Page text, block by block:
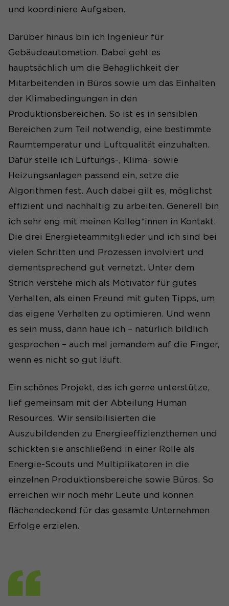
und koordiniere Aufgaben.
Darüber hinaus bin ich Ingenieur für
Gebäudeautomation. Dabei geht es
hauptsächlich um die Behaglichkeit der
Mitarbeitenden in Büros sowie um das Einhalten
der Klimabedingungen in den
Produktionsbereichen. So ist es in sensiblen
Bereichen zum Teil notwendig, eine bestimmte
Raumtemperatur und Luftqualität einzuhalten.
Dafür stelle ich Lüftungs-, Klima- sowie
Heizungsanlagen passend ein, setze die
Algorithmen fest. Auch dabei gilt es, möglichst
effizient und nachhaltig zu arbeiten. Generell bin
ich sehr eng mit meinen Kolleg*innen in Kontakt.
Die drei Energieteammitglieder und ich sind bei
vielen Schritten und Prozessen involviert und
dementsprechend gut vernetzt. Unter dem
Strich verstehe mich als Motivator für gutes
Verhalten, als einen Freund mit guten Tipps, um
das eigene Verhalten zu optimieren. Und wenn
es sein muss, dann haue ich – natürlich bildlich
gesprochen – auch mal jemandem auf die Finger,
wenn es nicht so gut läuft.
Ein schönes Projekt, das ich gerne unterstütze,
lief gemeinsam mit der Abteilung Human
Resources. Wir sensibilisierten die
Auszubildenden zu Energieeffizienzthemen und
schickten sie anschließend in einer Rolle als
Energie-Scouts und Multiplikatoren in die
einzelnen Produktionsbereiche sowie Büros. So
erreichen wir noch mehr Leute und können
flächendeckend für das gesamte Unternehmen
Erfolge erzielen.